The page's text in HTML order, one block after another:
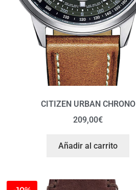
CITIZEN URBAN CHRONO
209,00€
Añadir al carrito